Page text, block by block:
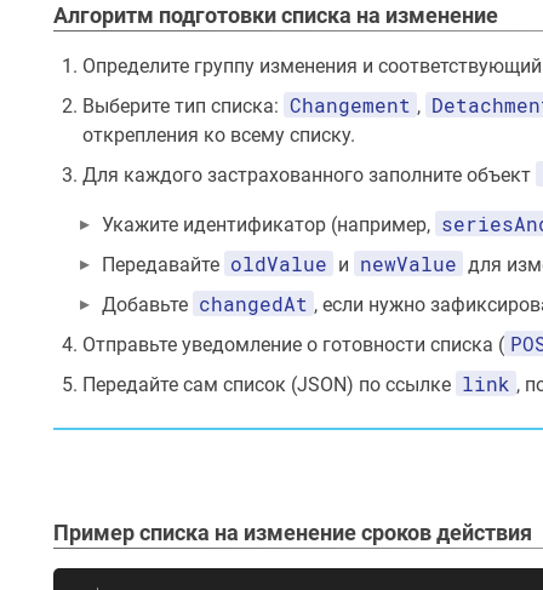
Алгоритм подготовки списка на изменение
Определите группу изменения и
Выберите тип списка: Changement ,
открепления ко всему списку.
Для каждого застрахованного заполните объект
Укажите идентификатор (например,
Передавайте oldValue и newValue для
Добавьте changedAt , если нужно
Отправьте уведомление о готовности списка (
Передайте сам список (JSON) по ссылке link ,
Пример списка на изменение сроков действия